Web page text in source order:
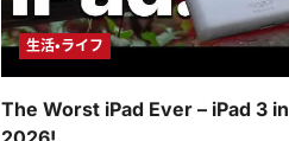
生活・ライフ
The Worst iPad Ever – iPad 3 in